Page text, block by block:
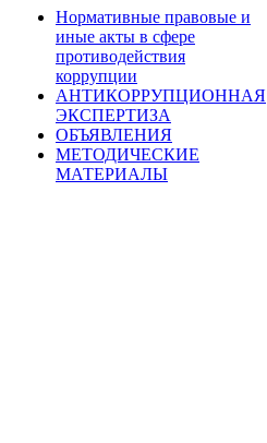
Нормативные правовые и
иные акты в сфере
противодействия
коррупции
АНТИКОРРУПЦИОННАЯ
ЭКСПЕРТИЗА
ОБЪЯВЛЕНИЯ
МЕТОДИЧЕСКИЕ
МАТЕРИАЛЫ